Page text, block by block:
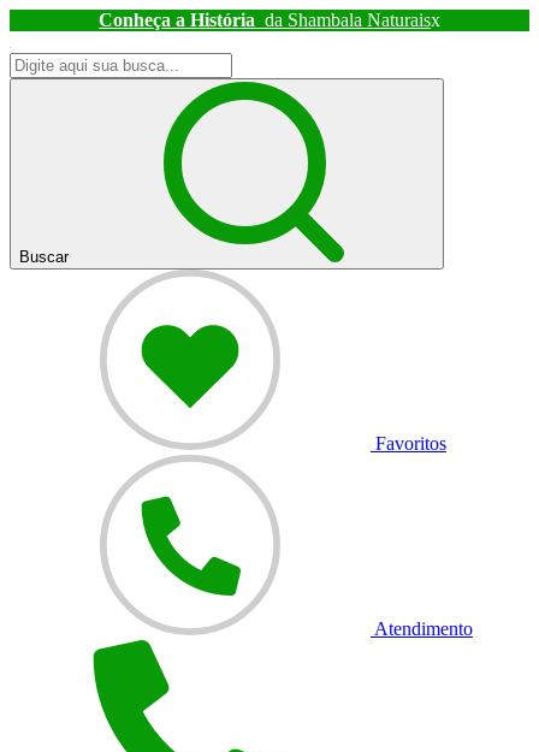
Conheça a História da Shambala Naturaisx
Buscar
Favoritos
Atendimento